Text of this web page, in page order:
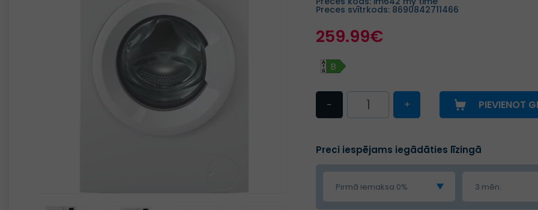
Preces svītrkods: 8690842711466
259.99€
B
− + PIEVIENOT
Preci iespējams iegādāties līzingā
Pirmā iemaksa 0% 3 mēn.